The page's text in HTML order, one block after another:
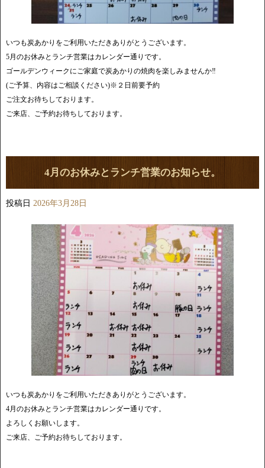
いつも炭あかりをご利用いただきありがとうございます。
5月のお休みとランチ営業はカレンダー通りです。
ゴールデンウィークにご家庭で炭あかりの焼肉を楽しみませんか‼️
(ご予算、内容はご相談ください)※２日前要予約
ご注文お待ちしております。
ご来店、ご予約お待ちしております。
4月のお休みとランチ営業のお知らせ。
投稿日 2026年3月28日
いつも炭あかりをご利用いただきありがとうございます。
4月のお休みとランチ営業はカレンダー通りです。
よろしくお願いします。
ご来店、ご予約お待ちしております。